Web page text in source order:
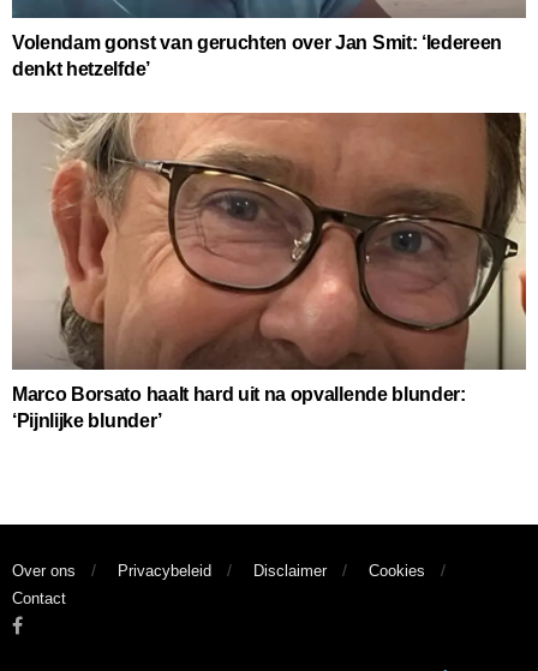
Volendam gonst van geruchten over Jan Smit: ‘Iedereen
denkt hetzelfde’
Marco Borsato haalt hard uit na opvallende blunder:
‘Pijnlijke blunder’
Over ons Privacybeleid Disclaimer
Cookies
Contact